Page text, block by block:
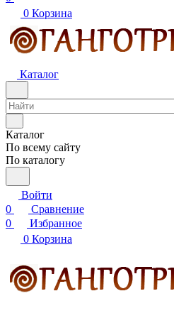
0 Корзина
Каталог
Каталог
По всему сайту
По каталогу
Войти
0
Сравнение
0
Избранное
0 Корзина